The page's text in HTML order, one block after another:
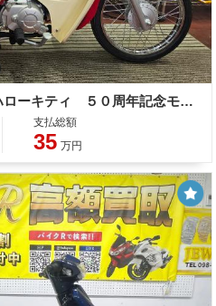
ホンダ スーパーカブ５０ ハローキティ ５０周年記念モデル
支払総額
35 万円